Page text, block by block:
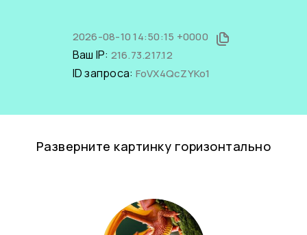
2026-08-10 14:50:15 +0000
Ваш IP: 216.73.217.12
ID запроса: FoVX4QcZYKo1
Разверните картинку горизонтально